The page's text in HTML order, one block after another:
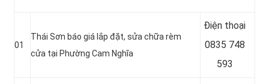
01
Thái Sơn báo giá lắp đặt, sửa chữa rèm
cửa tại Phường Cam Nghĩa
Điện thoại
0835 748
593